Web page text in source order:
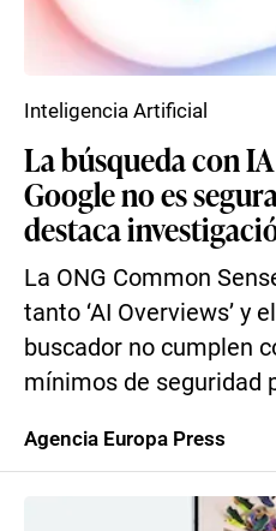
La búsqueda con
Google no es
destaca
La ONG Common
tanto ‘AI Overviews’ y
buscador no cumplen
mínimos de seguridad
Inteligencia Artificial
Agencia Europa Press